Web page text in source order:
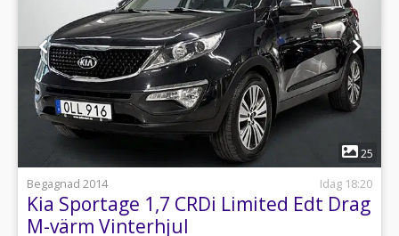
25
Begagnad 2014
Idag 18:20
Kia Sportage 1,7 CRDi Limited Edt Drag
M-värm Vinterhjul